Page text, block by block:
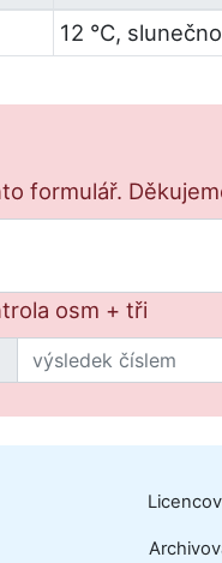
12 °C,
formulář.
osm + tři